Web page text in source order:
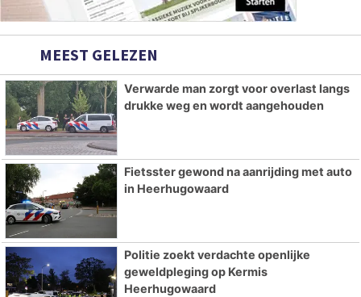
MEEST GELEZEN
Verwarde man zorgt voor overlast langs
drukke weg en wordt aangehouden
Fietsster gewond na aanrijding met auto
in Heerhugowaard
Politie zoekt verdachte openlijke
geweldpleging op Kermis
Heerhugowaard